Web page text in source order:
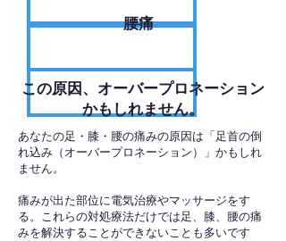
腰痛
​この原因、オーバープロネーション
かもしれません。
あなたの足・膝・腰の痛みの原因は「足首の倒
れ込み（オーバープロネーション）」かもしれ
ません。
痛みが出た部位に電気治療やマッサージをす
る。これらの対処療法だけでは足、膝、腰の痛
みを解決することができないことも多いです